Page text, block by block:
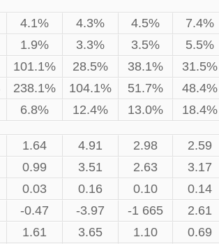
4.1% 4.3% 4.5% 7.4%
1.9% 3.3% 3.5% 5.5%
101.1% 28.5% 38.1% 31.5%
238.1% 104.1% 51.7% 48.4%
6.8% 12.4% 13.0% 18.4%
1.64 4.91 2.98 2.59
0.99 3.51 2.63 3.17
0.03 0.16 0.10 0.14
-0.47 -3.97 -1 665 2.61
1.61 3.65 1.10 0.69